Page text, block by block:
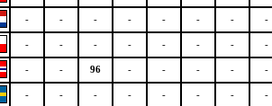
- - - - - - - -
- - - - - - - -
- - 96 - - - - -
- - - - - - - -